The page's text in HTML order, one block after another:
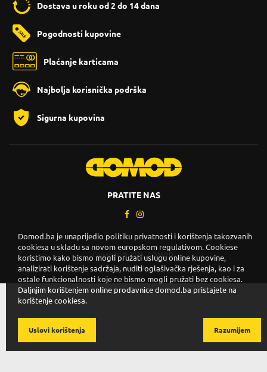
Dostava u roku od 2 do 14 dana
Pogodnosti kupovine
Plaćanje karticama
Najbolja korisnička podrška
Sigurna kupovina
PRATITE NAS
Copyright © 2026. DOMOD.
Uslovi korištenja.
Domod.ba je unaprijedio politiku privatnosti i korištenja takozvanih
cookiesa u skladu sa novom europskom regulativom. Cookiese
koristimo kako bismo mogli pružati uslugu online kupovine,
analizirati korištenje sadržaja, nuditi oglašivačka rješenja, kao i za
ostale funkcionalnosti koje ne bismo mogli pružati bez cookiesa.
Daljnjim korištenjem online prodavnice domod.ba pristajete na
korištenje cookiesa.
Razumijem
Uslovi korištenja